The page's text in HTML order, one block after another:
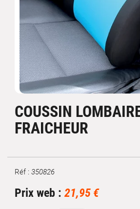
COUSSIN
FRAICHEUR
Marque
Réf : 350826
Prix web : 21,95 €